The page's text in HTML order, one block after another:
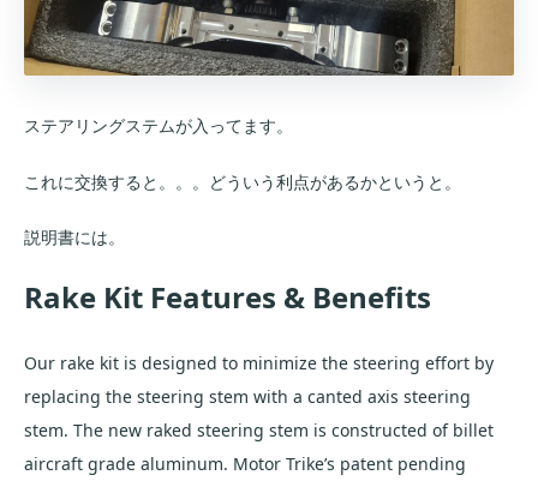
ステアリングステムが入ってます。
これに交換すると。。。どういう利点があるかというと。
説明書には。
Rake Kit Features & Benefits
Our rake kit is designed to minimize the steering effort by
replacing the steering stem with a canted axis steering
stem. The new raked steering stem is constructed of billet
aircraft grade aluminum. Motor Trike’s patent pending